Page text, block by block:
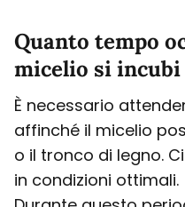
Quanto tempo
micelio si
È necessario
affinché il micelio
o il tronco di legno.
in condizioni ottimali.